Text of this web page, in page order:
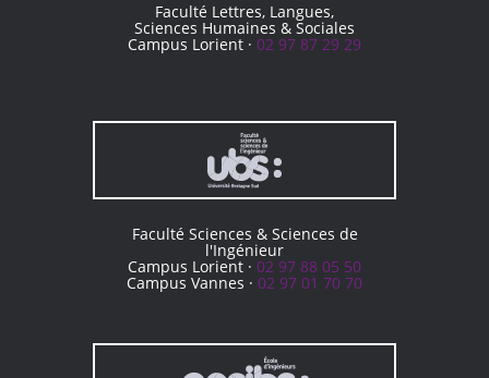
Faculté Lettres, Langues,
Sciences Humaines & Sociales
Campus Lorient · 02 97 87 29 29
Faculté Sciences & Sciences de
l'Ingénieur
Campus Lorient · 02 97 88 05 50
Campus Vannes · 02 97 01 70 70